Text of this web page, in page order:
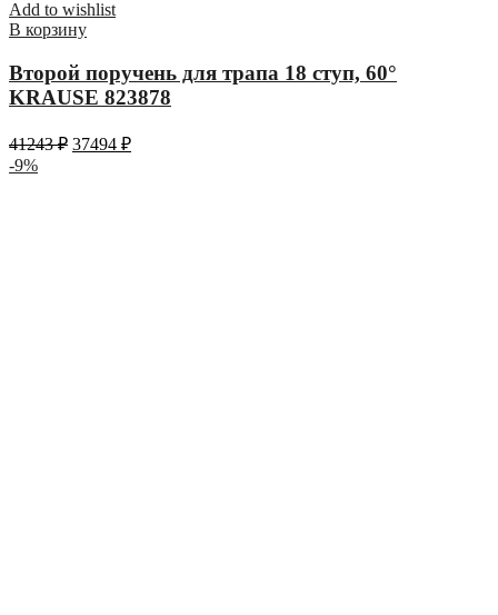
Add to wishlist
В корзину
Второй поручень для трапа 18 ступ, 60°
KRAUSE 823878
41243₽ 37494 ₽
-9%